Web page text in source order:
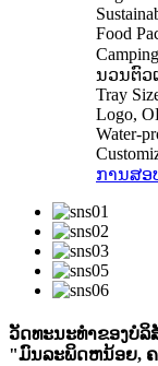
Food
ນວນຕົວ
Tray
Logo,
Water-
ການສອ
ວັດທະນະທໍາຂອງບໍ
"ມົນລະພິດຫນ້ອຍ,